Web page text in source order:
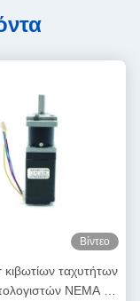
Βίντεο
ταχυτήτων
NEMA 11